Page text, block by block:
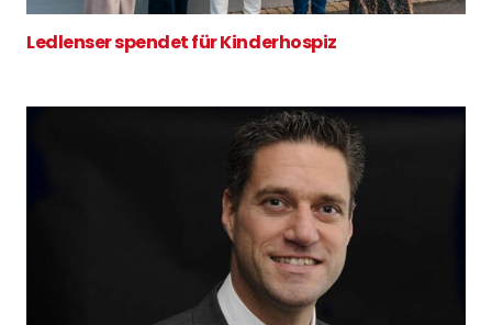
Ledlenser spendet für Kinderhospiz